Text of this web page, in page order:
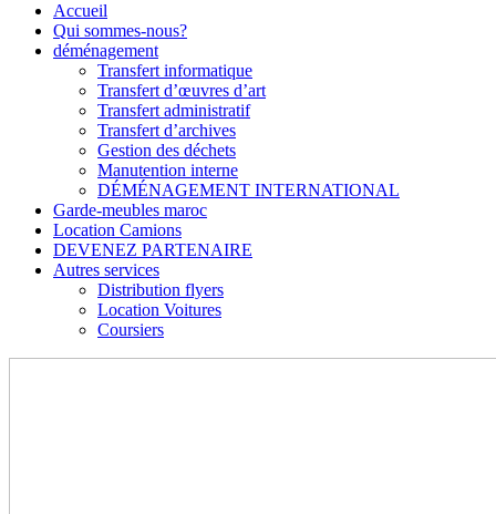
Accueil
Qui sommes-nous?
déménagement
Transfert informatique
Transfert d’œuvres d’art
Transfert administratif
Transfert d’archives
Gestion des déchets
Manutention interne
DÉMÉNAGEMENT INTERNATIONAL
Garde-meubles maroc
Location Camions
DEVENEZ PARTENAIRE
Autres services
Distribution flyers
Location Voitures
Coursiers